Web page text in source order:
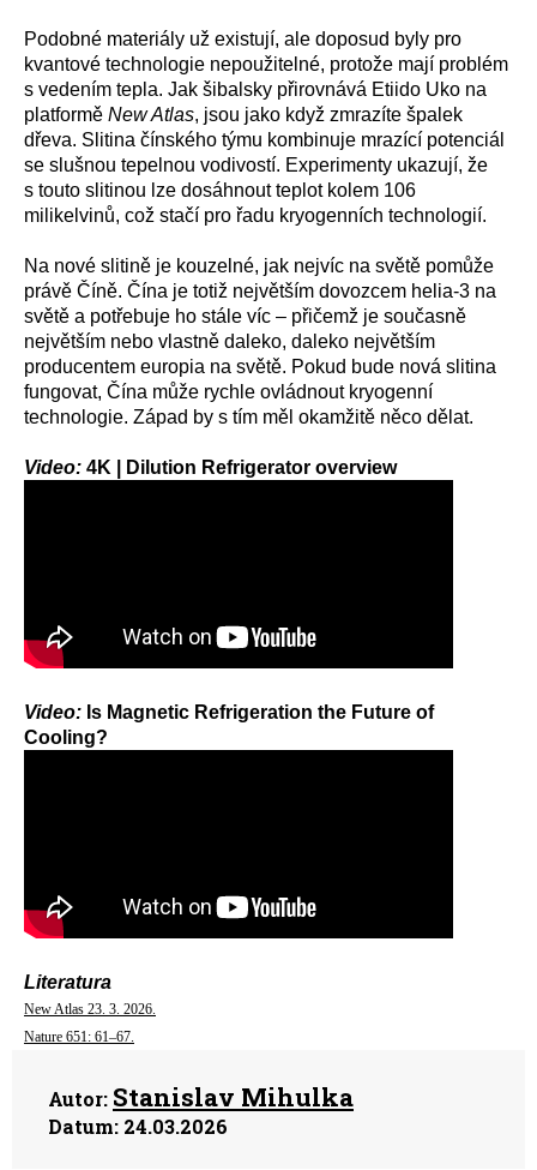
Podobné materiály už existují, ale doposud byly pro
kvantové technologie nepoužitelné, protože mají problém
s vedením tepla. Jak šibalsky přirovnává Etiido Uko na
platformě New Atlas, jsou jako když zmrazíte špalek
dřeva. Slitina čínského týmu kombinuje mrazící potenciál
se slušnou tepelnou vodivostí. Experimenty ukazují, že
s touto slitinou lze dosáhnout teplot kolem 106
milikelvinů, což stačí pro řadu kryogenních technologií.
Na nové slitině je kouzelné, jak nejvíc na světě pomůže
právě Číně. Čína je totiž největším dovozcem helia-3 na
světě a potřebuje ho stále víc – přičemž je současně
největším nebo vlastně daleko, daleko největším
producentem europia na světě. Pokud bude nová slitina
fungovat, Čína může rychle ovládnout kryogenní
technologie. Západ by s tím měl okamžitě něco dělat.
Video: 4K | Dilution Refrigerator overview
Video: Is Magnetic Refrigeration the Future of
Cooling?
Literatura
New Atlas 23. 3. 2026.
Nature 651: 61–67.
Autor: Stanislav Mihulka
Datum: 24.03.2026